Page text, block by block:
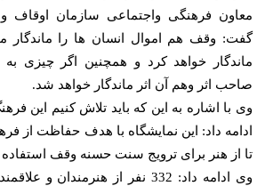
فرهنگی واجتماعی سازمان اوقاف و
وقف هم اموال انسان ها را ماندگار می
خواهد کرد و همچنین اگر چیزی به
اثر وهم آن اثر ماندگار خواهد شد.
با اشاره به اين كه بايد تلاش كنيم اين
داد: این نمایشگاه با هدف حفاظت از
از هنر برای ترویج سنت حسنه وقف استفاده
وی ادامه داد: 332 نفر از هنرمندان